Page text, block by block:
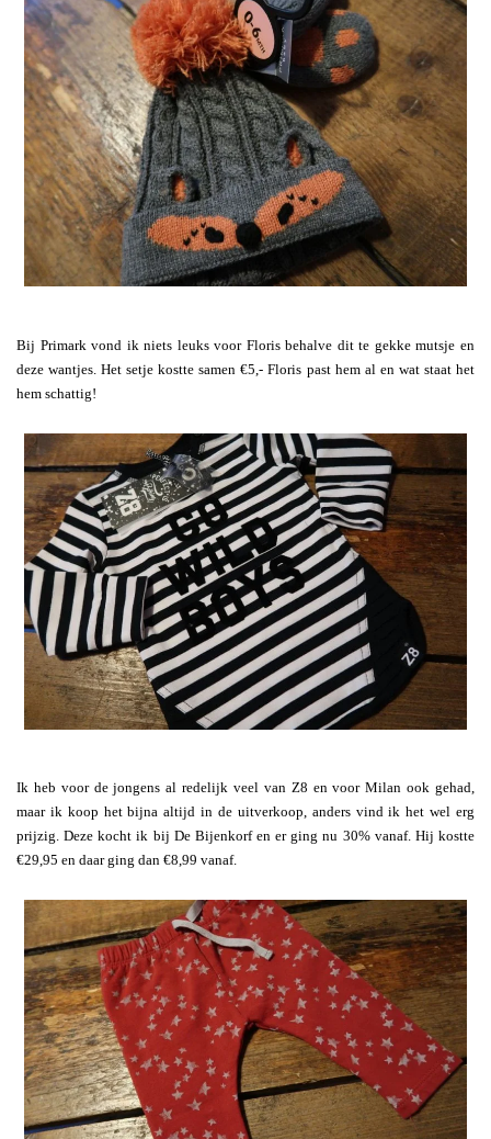
Bij Primark vond ik niets leuks voor Floris behalve dit te gekke mutsje en
deze wantjes. Het setje kostte samen €5,- Floris past hem al en wat staat het
hem schattig!
Ik heb voor de jongens al redelijk veel van Z8 en voor Milan ook gehad,
maar ik koop het bijna altijd in de uitverkoop, anders vind ik het wel erg
prijzig. Deze kocht ik bij De Bijenkorf en er ging nu 30% vanaf. Hij kostte
€29,95 en daar ging dan €8,99 vanaf.